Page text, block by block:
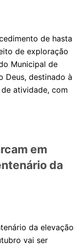
de hasta
de exploração
Municipal de
Deus, destinado à
atividade, com
em
da
da elevação
vai ser